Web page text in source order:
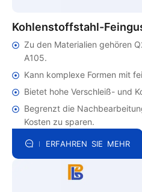
Kohlenstoffstahl-
Zu den Materialien gehören
A105.
Kann komplexe Formen mit
Bietet hohe Verschleiß- und
Begrenzt die
Kosten zu sparen.
ERFAHREN SIE MEHR